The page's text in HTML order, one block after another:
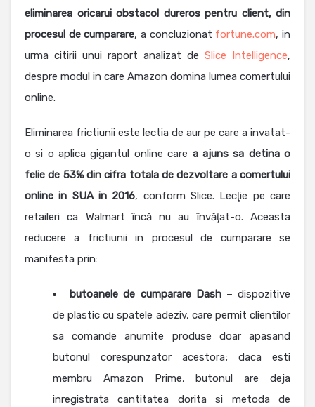
eliminarea oricarui obstacol dureros pentru client, din
procesul de cumparare, a concluzionat fortune.com, in
urma citirii unui raport analizat de Slice Intelligence,
despre modul in care Amazon domina lumea comertului
online.
Eliminarea frictiunii este lectia de aur pe care a invatat-
o si o aplica gigantul online care a ajuns sa detina o
felie de 53% din cifra totala de dezvoltare a comertului
online in SUA in 2016, conform Slice. Lecţie pe care
retaileri ca Walmart încă nu au învăţat-o. Aceasta
reducere a frictiunii in procesul de cumparare se
manifesta prin:
butoanele de cumparare Dash– dispozitive
de plastic cu spatele adeziv, care permit clientilor
sa comande anumite produse doar apasand
butonul corespunzator acestora; daca esti
membru Amazon Prime, butonul are deja
inregistrata cantitatea dorita si metoda de